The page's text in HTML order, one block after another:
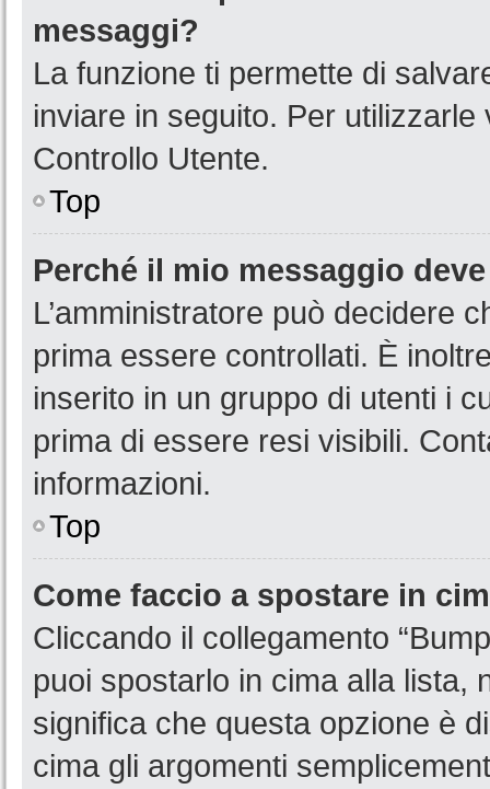
messaggi?
La funzione ti permette di
inviare in seguito. Per utilizzarle
Controllo Utente.
Top
Perché il mio messaggio
L’amministratore può decidere
prima essere controllati. È
inserito in un gruppo di utenti i
prima di essere resi visibili.
informazioni.
Top
Come faccio a spostare in
Cliccando il collegamento
puoi spostarlo in cima alla lista,
significa che questa opzione è
cima gli argomenti